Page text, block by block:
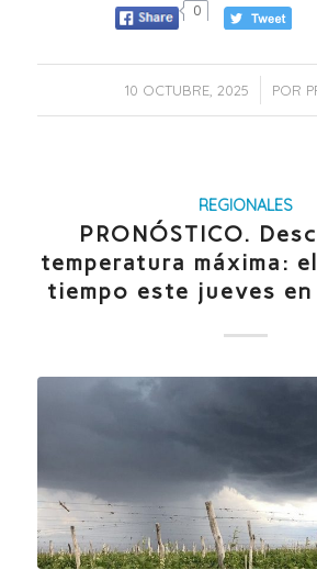
0
10 OCTUBRE, 2025
/ POR
REGIONALES
PRONÓSTICO.
temperatura máxima:
tiempo este jueves en